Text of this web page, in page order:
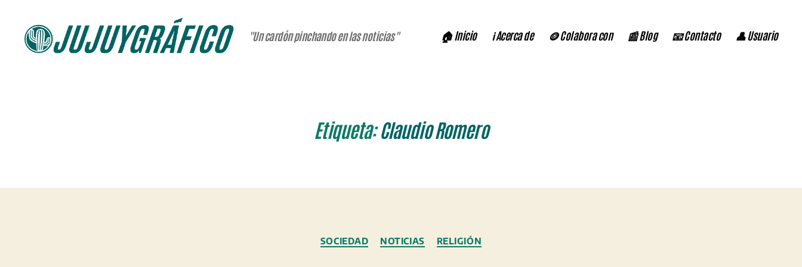
"Un cardón pinchando en las noticias" 🏠 Inicio ℹ️ Acerca de 🪙 Colabora con 📰 Blog 📧 Contacto 👤 Usuario
Etiqueta: Claudio Romero
Categorías
SOCIEDAD NOTICIAS RELIGIÓN